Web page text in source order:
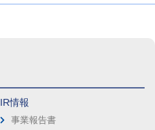
IR情報
事業報告書